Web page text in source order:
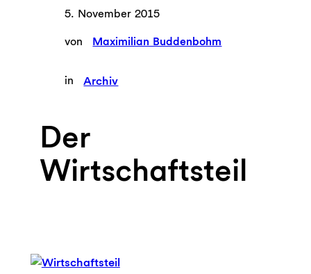
5. November 2015
von Maximilian Buddenbohm
in Archiv
Der
Wirtschaftsteil